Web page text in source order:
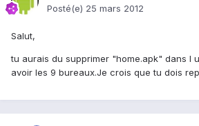
Posté(e) 25 mars 2012
Salut,
tu aurais du supprimer "home.apk" dans l
avoir les 9 bureaux.Je crois que tu dois